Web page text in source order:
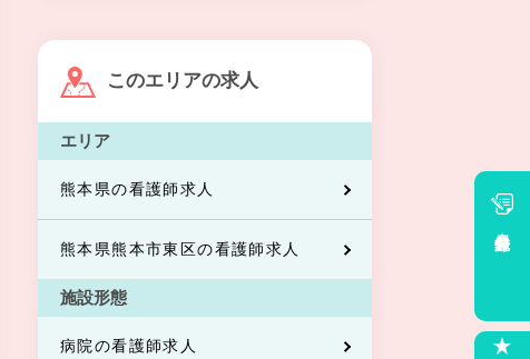
このエリアの求人
エリア
熊本県の看護師求人
熊本県熊本市東区の看護師求人
施設形態
病院の看護師求人